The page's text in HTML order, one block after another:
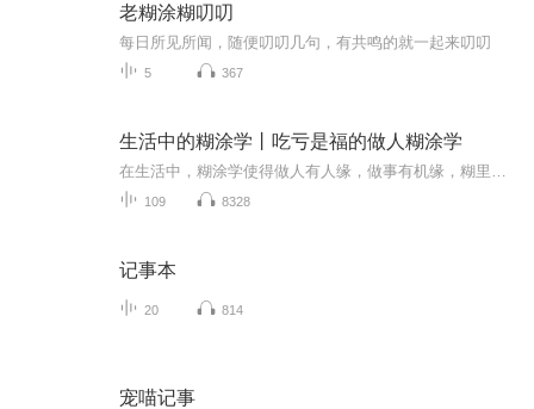
老糊涂糊叨叨
每日所见所闻，随便叨叨几句，有共鸣的就一起来叨叨
5 367
生活中的糊涂学丨吃亏是福的做人糊涂学
109 8328
记事本
20 814
宠喵记事